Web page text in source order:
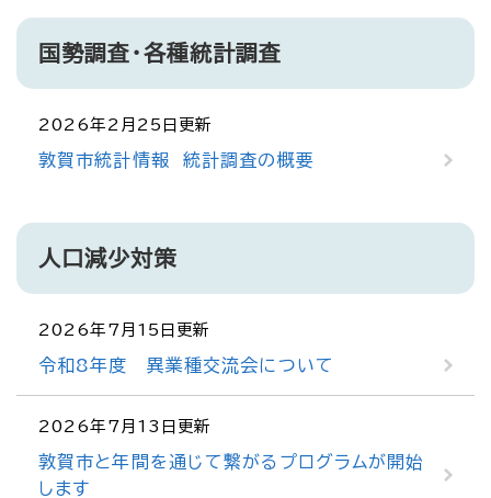
国勢調査・各種統計調査
2026年2月25日更新
敦賀市統計情報 統計調査の概要
人口減少対策
2026年7月15日更新
令和8年度 異業種交流会について
2026年7月13日更新
敦賀市と年間を通じて繋がるプログラムが開始
します